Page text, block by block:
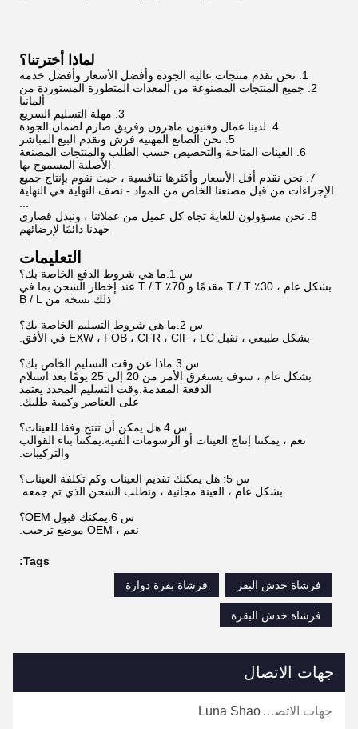
لماذا أخترتنا؟
1. نحن نقدم منتجات عالية الجودة وأفضل الأسعار وأفضل خدمة
2. جميع المنتجات المصنوعة من المعدات المتطورة المستوردة من
ألمانيا
3. مهلة التسليم السريع
4. لدينا عمال وفنيون ماهرون وفريق صارم لضمان الجودة
5. نحن الصانع المهنية فرش ونقدم البيع المباشر
6. العينات المتاحة والتخصيص حسب الطلب والمنتجات المصنعة
الأصلية المسموح بها
7. نحن نقدم أقل الأسعار وأكثرها تنافسية ، حيث نقوم بإنتاج جميع
الإجراءات من قبل مصنعنا الخاص من المواد - نصف النهاية في النهاية
8. نحن مسؤولون للغاية تجاه كل عميل من عملائنا ، ونبذل قصارى
جهدنا دائمًا لإرضائهم
التعليمات
س 1.ما هي شروط الدفع الخاصة بك؟
بشكل عام ، 30٪ T / T مقدمًا و 70٪ T / T عند إخطار الشحن بما في
ذلك نسخة من B / L
س 2.ما هي شروط التسليم الخاصة بك؟
بشكل طبيعي ، نقبل EXW ، FOB ، CFR ، CIF ، LC في الأفق.
س 3.ماذا عن وقت التسليم الخاص بك؟
بشكل عام ، سوف يستغرق الأمر من 20 إلى 25 يومًا بعد استلام
الدفعة المقدمة.وقت التسليم المحدد يعتمد
على العناصر وكمية طلبك.
س 4.هل يمكن أن تنتج وفقا للعينات؟
نعم ، يمكننا إنتاج العينات أو الرسومات الفنية.يمكننا بناء القوالب
والتركيبات.
س 5: هل يمكنك تقديم العينات وكم تكلفة العينات؟
بشكل عام ، العينة مجانية ، ونطلب الشحن الذي تم جمعه.
س 6.يمكنك قبول OEM؟
نعم ، OEM موضع ترحيب.
Tags:
فرشاة خدش البقر
فرشاة بقرة دوارة
فرشاة خدش البقرة
جهات الاتصال
جهات الاتصال: Luna Shao